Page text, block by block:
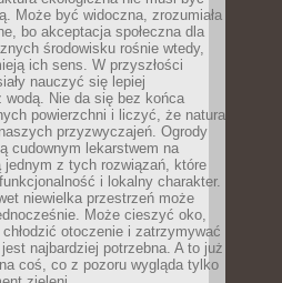
Może być widoczna, zrozumiała
bo akceptacja społeczna dla
środowisku rośnie wtedy,
ich sens. W przyszłości
nauczyć się lepiej
wodą. Nie da się bez końca
powierzchni i liczyć, że natura
przyzwyczajeń. Ogrody
cudownym lekarstwem na
z tych rozwiązań, które
i lokalny charakter.
niewielka przestrzeń może
Może cieszyć oko,
otoczenie i zatrzymywać
najbardziej potrzebna. A to już
coś, co z pozoru wygląda tylko